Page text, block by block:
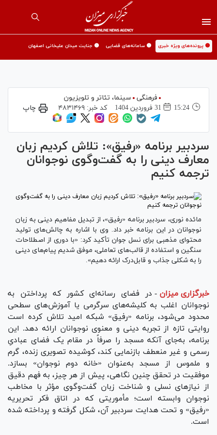
🟡 پرونده‌های ویژه خبری 🟡 سامانه‌های قضایی 🟡 جنایت میدان علیخانی اصفهان
فرهنگی
سینما،‌ تئاتر و تلویزیون
15:24
31 فروردين 1404 کد خبر: ۴۸۳۱۴۶۹ چاپ
سردبیر برنامه «رفیق»: تلاش کردیم زبان
معارف دینی را به گفت‌وگوی نوجوانان
ترجمه کنیم
مائده نوری، سردبیر برنامه «رفیق»، از تبدیل مفاهیم دینی به زبان
نوجوانان در این برنامه خبر داد. وی با اشاره به چالش‌های تولید
محتوای مذهبی برای نسل جوان تأکید کرد: «با دوری از اصطلاحات
سنگین و استفاده از قالب‌های تعاملی، موفق شدیم پیام‌های دینی
را به شکلی جذاب و قابل‌درک ارائه دهیم».
خبرگزاری میزان - در فضای رسانه‌ای کشور که پرداختن به
نوجوانان اغلب به کلیشه‌های سرگرمی یا آموزش‌های سطحی
محدود می‌شود، برنامه «رفیق» شبکه امید تلاش کرده است
روایتی تازه از تجربه دینی و معنوی نوجوانان ارائه دهد. این
برنامه، به‌جای آنکه مسجد را صرفاً در مقام یک فضای عبادیِ
رسمی و غیر منعطف بازنمایی کند، کوشیده تصویری زنده، گرم
و ملموس از مسجد به‌عنوان «خانه دوم نوجوان» بسازد.
موفقیت در تحقق چنین نگاهی، پیش از هر چیز، به فهم دقیق
از نیاز‌های نسلی و شناخت زبان گفت‌وگوی مؤثر با مخاطب
نوجوان وابسته است؛ مأموریتی که در اتاق فکر تحریریه
«رفیق» و تحت هدایت سردبیر آن، شکل گرفته و پرداخته شده
است.